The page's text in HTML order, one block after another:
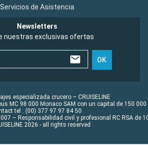
Servicios de Asistencia
Newsletters
nuestras exclusivas ofertas
OK
especializada crucero – CRUISELINE
MC 98 000 Monaco SAM con un capital de 150 000
tel : (00) 377 97 97 84 50
– Responsabilidad civil y profesional RC RSA de
2026 - all rights reserved